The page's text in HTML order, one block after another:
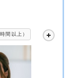
間以上）